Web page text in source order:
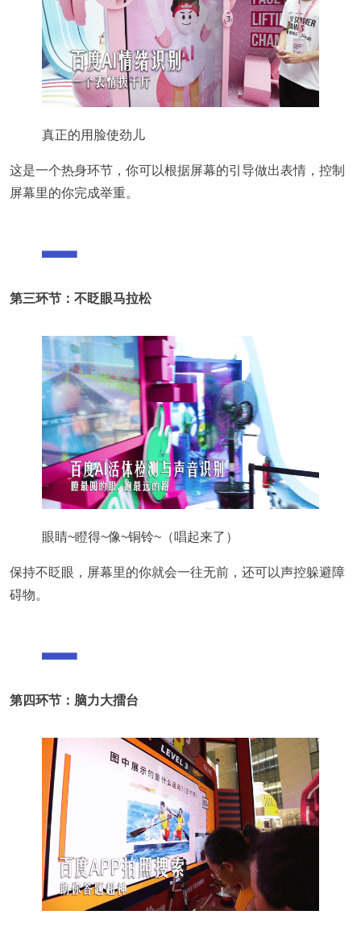
真正的用脸使劲儿
这是一个热身环节，你可以根据屏幕的引导做出表情，控制
屏幕里的你完成举重。
第三环节：不眨眼马拉松
眼睛~瞪得~像~铜铃~（唱起来了）
保持不眨眼，屏幕里的你就会一往无前，还可以声控躲避障
碍物。
第四环节：脑力大擂台